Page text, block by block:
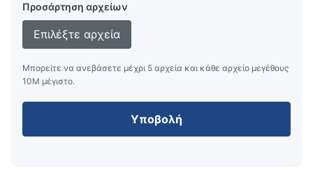
Προσάρτηση αρχείων
Επιλέξτε αρχεία
Μπορείτε να ανεβάσετε μέχρι 5 αρχεία και κάθε αρχείο μεγέθους
10M μέγιστο.
Υποβολή